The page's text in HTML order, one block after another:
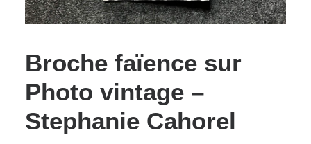
Broche faïence sur
Photo vintage –
Stephanie Cahorel